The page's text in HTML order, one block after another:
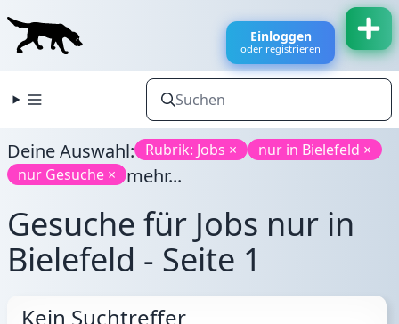
Einloggen
oder registrieren
Deine Auswahl: Rubrik: Jobs ×
nur in Bielefeld ×
nur Gesuche ×
mehr...
Gesuche für Jobs nur in
Bielefeld - Seite 1
Kein Suchtreffer